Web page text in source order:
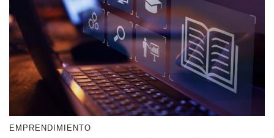
EMPRENDIMIENTO